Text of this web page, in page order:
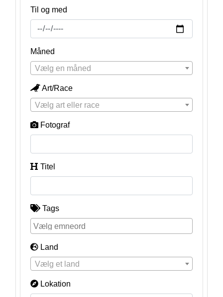
Til og med
Måned
Vælg en måned
Art/Race
Vælg art eller race
Fotograf
Titel
Tags
Land
Vælg et land
Lokation